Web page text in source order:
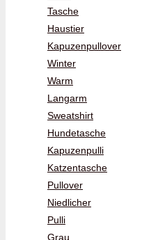
Tasche
Haustier
Kapuzenpullover
Winter
Warm
Langarm
Sweatshirt
Hundetasche
Kapuzenpulli
Katzentasche
Pullover
Niedlicher
Pulli
Grau